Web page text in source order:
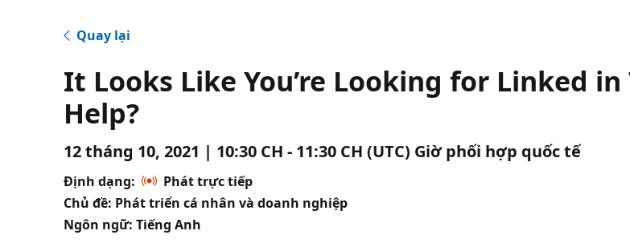
Quay lại
It Looks Like You’re Looking for Linked in
Help?
12 tháng 10, 2021 | 10:30 CH - 11:30 CH (UTC) Giờ phối hợp quốc tế
Định dạng:
Phát trực tiếp
Chủ đề: Phát triển cá nhân và doanh nghiệp
Ngôn ngữ: Tiếng Anh